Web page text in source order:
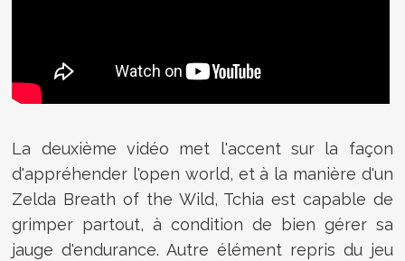
La deuxième vidéo met l'accent sur la façon
d'appréhender l'open world, et à la manière d'un
Zelda Breath of the Wild, Tchia est capable de
grimper partout, à condition de bien gérer sa
jauge d'endurance. Autre élément repris du jeu